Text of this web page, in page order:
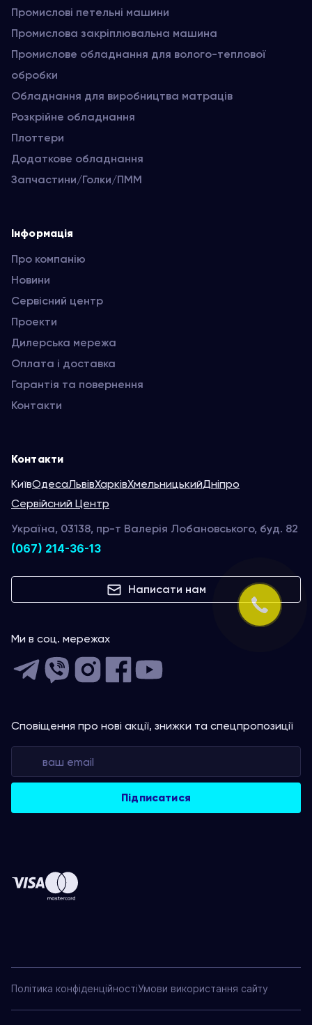
Промислові петельні машини
Промислова закріплювальна машина
Промислове обладнання для волого-теплової
обробки
Обладнання для виробництва матраців
Розкрійне обладнання
Плоттери
Додаткове обладнання
Запчастини/Голки/ПММ
Інформація
Про компанію
Новини
Сервісний центр
Проекти
Дилерська мережа
Оплата і доставка
Гарантія та повернення
Контакти
Контакти
КиївОдесаЛьвівХарківХмельницькийДніпро
Сервійсний Центр
Україна, 03138, пр-т Валерія Лобановського, буд. 82
(067) 214-36-13
Написати нам
Ми в соц. мережах
Сповіщення про нові акції, знижки та спецпропозиції
Політика конфіденційностіУмови використання сайту